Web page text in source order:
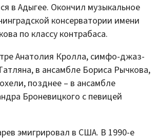
в Адыгее. Окончил музыкальное
консерватории имени
по классу контрабаса.
Анатолия Кролла, симфо-джаз-
в ансамбле Бориса Рычкова,
позднее – в ансамбле
Броневицкого с певицей
эмигрировал в США. В 1990-е